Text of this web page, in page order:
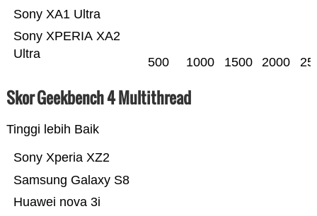
Sony XPERIA XA2
Ultra
Sony XA1 Ultra
500 1000 1500 2000
Skor Geekbench 4 Multithread
Tinggi lebih Baik
Huawei nova 3i
Samsung Galaxy S8
Sony Xperia XZ2